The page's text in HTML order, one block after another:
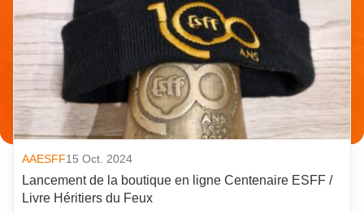
AAESFF15 Oct. 2024
Lancement de la boutique en ligne Centenaire ESFF /
Livre Héritiers du Feux